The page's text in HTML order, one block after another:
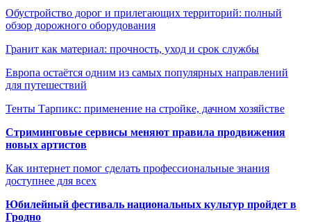
Обустройство дорог и прилегающих территорий: полный
обзор дорожного оборудования
Гранит как материал: прочность, уход и срок службы
Европа остаётся одним из самых популярных направлений
для путешествий
Тенты Тарпикс: применение на стройке, дачном хозяйстве
Стриминговые сервисы меняют правила продвижения
новых артистов
Как интернет помог сделать профессиональные знания
доступнее для всех
Юбилейный фестиваль национальных культур пройдет в
Гродно